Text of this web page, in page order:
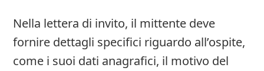
Nella lettera di invito, il mittente deve
fornire dettagli specifici riguardo all’ospite,
come i suoi dati anagrafici, il motivo del